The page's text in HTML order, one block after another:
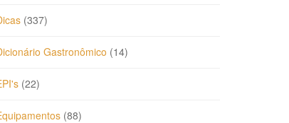
(337)
Gastronômico (14)
(22)
(88)